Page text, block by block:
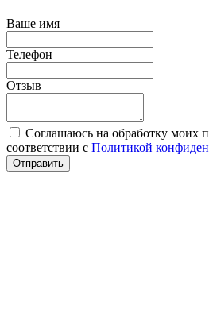
Ваше имя
Телефон
Отзыв
Соглашаюсь на обработку моих
соответствии с Политикой
Отправить